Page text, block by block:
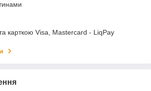
карткою Visa, Mastercard - LiqPay